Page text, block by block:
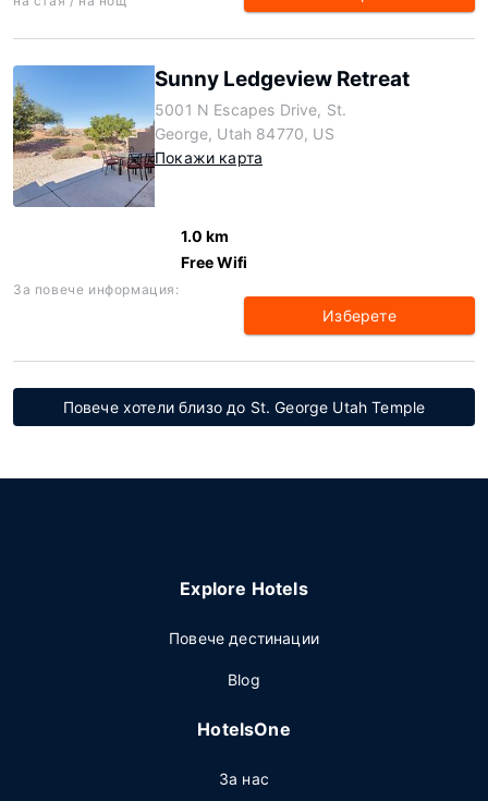
Sunny Ledgeview Retreat
5001 N Escapes Drive, St.
George, Utah 84770, US
Покажи карта
1.0 km
Free Wifi
За повече информация:
Изберете
Повече хотели близо до St. George Utah Temple
Explore Hotels
Повече дестинации
Blog
HotelsOne
За нас